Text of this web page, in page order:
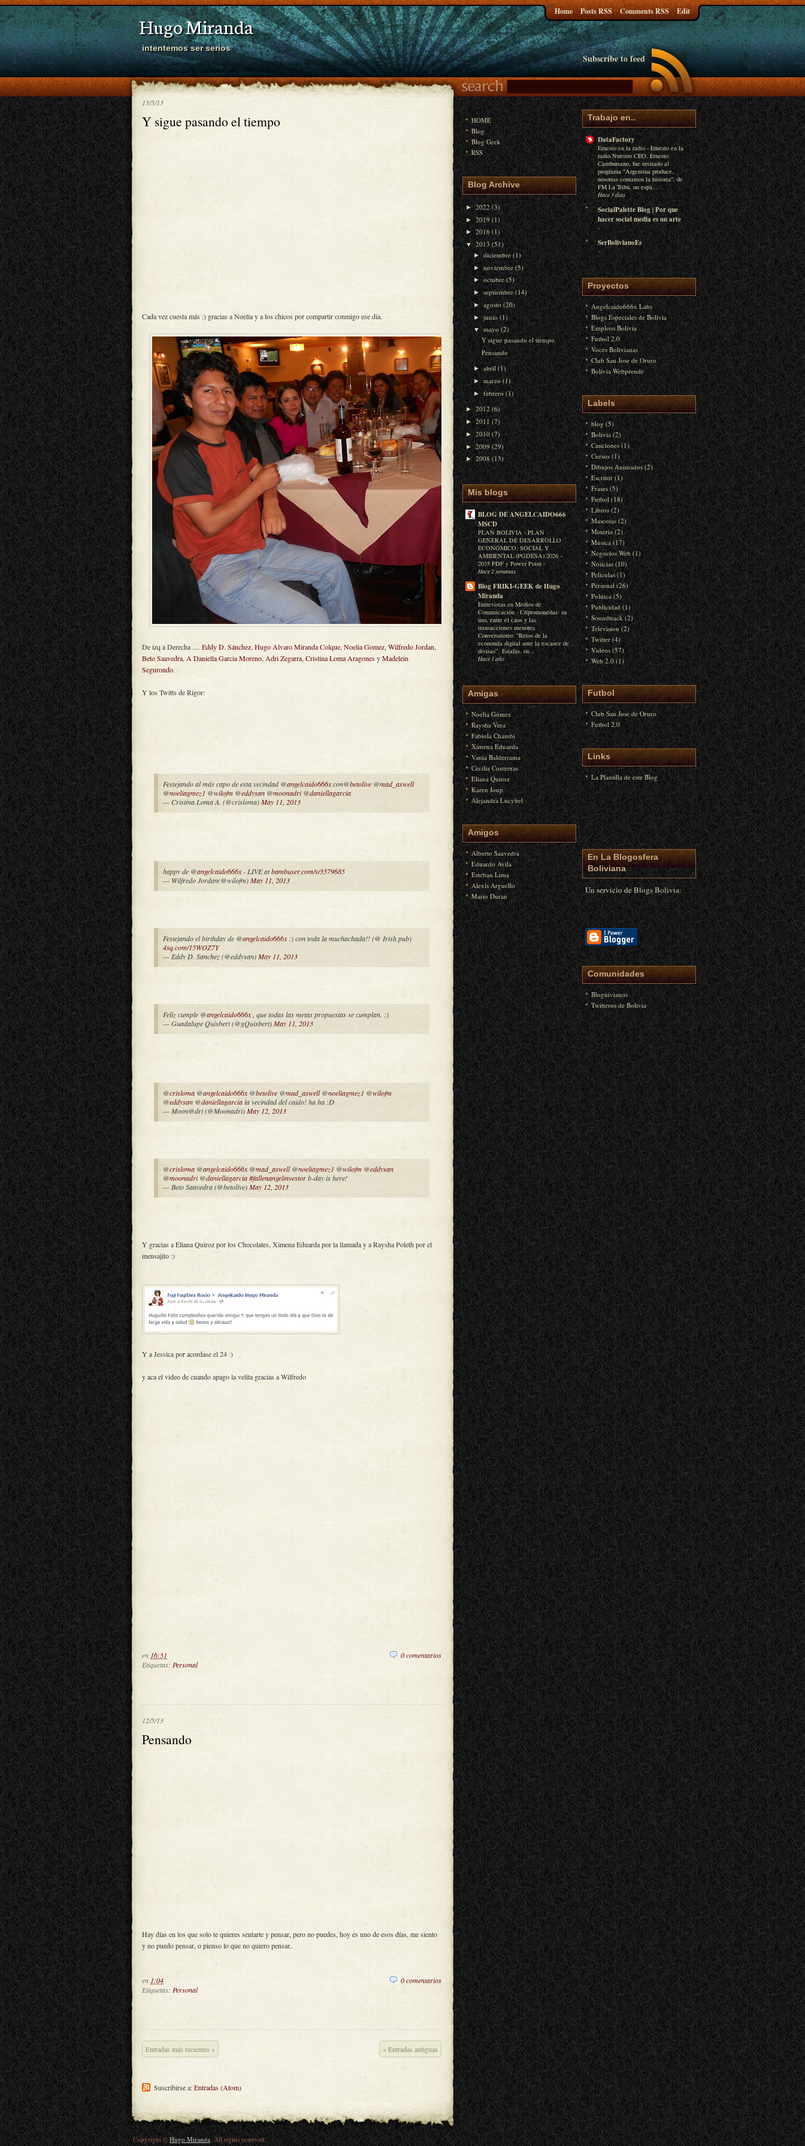
Hugo Miranda
intentemos ser serios
Home Posts RSS Comments RSS Edit
Subscribe to feed
13/5/13
Y sigue pasando el tiempo
Cada vez cuesta más :) gracias a Noelia y a los chicos por compartir conmigo ese dia.
De izq a Derecha .... Eddy D. Sánchez, Hugo Alvaro Miranda Colque, Noelia Gomez, Wilfredo Jordan,
Beto Saavedra, A Daniella Garcia Moreno, Adri Zegarra, Cristina Loma AragonesyMadelein
Segurondo.
Y los Twitts de Rigor:
Festejando al más capo de esta vecindad @angelcaido666xcon@betolive @mad_aswell
@noeliagmez1 @wilofm @eddysan @moonadri@daniellagarcia
— Cristina Loma A. (@crisloma)May 11, 2013
happy de @angelcaido666x- LIVE atbambuser.com/v/3579685
— Wilfredo Jordan(@wilofm)May 11, 2013
Festejando el birthday de @angelcaido666x:) con toda la muchachada!! (@ Irish pub)
4sq.com/15WOZ7Y
— Eddy D. Sanchez (@eddysan)May 11, 2013
Feliz cumple @angelcaido666x, que todas las metas propuestas se cumplan. :)
— Guadalupe Quisbert (@gQuisbert)May 11, 2013
@crisloma @angelcaido666x@betolive @mad_aswell@noeliagmez1 @wilofm
@eddysan @daniellagarciala vecindad del caido! ha ha :D
— Moon@dri (@Moonadri)May 12, 2013
@crisloma @angelcaido666x@mad_aswell@noeliagmez1 @wilofm @eddysan
@moonadri@daniellagarcia#fallenangelinvestorb-day is here!
— Beto Saavedra (@betolive)May 12, 2013
Y gracias a Eliana Quiroz por los Chocolates, Ximena Eduarda por la llamada y a Raysha Poleth por el
mensajito :)
Y a Jessica por acordase el 24 :)
y aca el video de cuando apago la velita gracias a Wilfredo
en 16:51
0 comentarios
Etiquetas: Personal
12/5/13
Pensando
Hay días en los que solo te quieres sentarte y pensar, pero no puedes, hoy es uno de esos días, me siento
y no puedo pensar, o pienso lo que no quiero pensar..
en 1:04
0 comentarios
Etiquetas: Personal
Entradas más recientes » « Entradas antiguas
Suscribirse a:Entradas (Atom)
Trabajo en..
DataFactory
Ernesto en la radio -Ernesto en la
radio Nuestro CEO, Ernesto
Cambursano, fue invitado al
programa "Argentina produce,
nosotras contamos la historia", de
FM La Tribu, un espa...
Hace 3 días
SocialPalette Blog | Por que
hacer social media es un arte
-
SerBolivianoEs
-
Proyectos
Angelcaido666x Labs
Blogs Especiales de Bolivia
Empleos Bolivia
Futbol 2.0
Voces Bolivianas
Club San Jose de Oruro
Bolivia Webprende
Labels
blog (5)
Bolivia (2)
Canciones (1)
Cursos (1)
Dibujos Animados (2)
Escritor (1)
Frases (5)
Futbol (18)
Libros (2)
Mascotas (2)
Mineria (2)
Musica (17)
Negocios Web (1)
Noticias (10)
Peliculas (1)
Personal (26)
Politica (5)
Publicidad (1)
Soundtrack (2)
Television (2)
Twitter (4)
Videos (57)
Web 2.0 (1)
Futbol
Club San Jose de Oruro
Futbol 2.0
Links
La Plantilla de este Blog
En La Blogosfera
Boliviana
Un servicio deBlogs Bolivia:
Comunidades
Bloguivianos
Twitteros de Bolivia
HOME
Blog
Blog Geek
RSS
Blog Archive
► 2022 (3)
►2019 (1)
► 2016 (1)
▼ 2013 (51)
►diciembre (1)
►noviembre (5)
►octubre (5)
►septiembre (14)
►agosto (20)
►junio (1)
▼mayo (2)
Y sigue pasando el tiempo
Pensando
►abril (1)
►marzo (1)
►febrero (1)
►2012 (6)
►2011 (7)
► 2010 (7)
► 2009 (29)
►2008 (13)
Mis blogs
BLOG DE ANGELCAIDO666
MSCD
PLAN BOLIVIA - PLAN
GENERAL DE DESARROLLO
ECONÓMICO, SOCIAL Y
AMBIENTAL (PGDESA) 2026 –
2035 PDF y Power Point -
Hace 2 semanas
Blog FRIKI-GEEK de Hugo
Miranda
Entrevistas en Medios de
Comunicación-Criptomonedas: su
uso, entre el caos y las
transacciones menores
Conversatorio: "Retos de la
economía digital ante la escasez de
divisas”. Estafas, su...
Hace 1 año
Amigas
Noelia Gómez
Raysha Vera
Fabiola Chambi
Ximena Eduarda
Vania Balderrama
Cecilia Contreras
Eliana Quiroz
Karen Joup
Alejandra Lucybel
Amigos
Alberto Saavedra
Eduardo Avila
Esteban Lima
Alexis Arguello
Mario Duran
Copyright ©Hugo Miranda. All rights reserved.